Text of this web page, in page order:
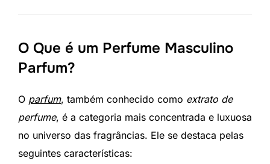
O Que é um Perfume Masculino
Parfum?
O parfum, também conhecido como extrato de
perfume, é a categoria mais concentrada e luxuosa
no universo das fragrâncias. Ele se destaca pelas
seguintes características: